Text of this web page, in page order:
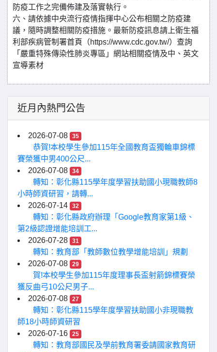
防疫工作之完備佈建及落實執行。
六、請依據中央流行疫情指揮中心公布相關之防疫建
議，隨時調整相關防疫措施。最新防疫訊息請上衛生福
利部疾病管制署首頁（https://www.cdc.gov.tw/）查詢
「嚴重特殊傳染性肺炎專區」網站相關疫情及中、英文
宣導素材
近月內熱門公告
2026-07-08 35
恭賀!本校學生參加115年全國教育盃獨輪車錦標
賽榮獲中男400公尺...
2026-07-08
34
轉知：彰化縣115學年度學習扶助國小現職教師8
小時師資研習，請轉...
2026-07-14
32
轉知：彰化縣政府辦理「Google教育家第1級、
第2級認證增能培訓工...
2026-07-28
31
轉知：教育部「教師數位教學增能培訓」規劃
2026-07-08
29
賀!本校學生參加115年度理事長盃射箭錦標賽榮
獲反曲弓10公尺男子...
2026-07-08
27
轉知：彰化縣115學年度學習扶助國小非現職教
師18小時師資研習
2026-07-16
25
轉知：教育部國民及學前教育署委請國家教育研